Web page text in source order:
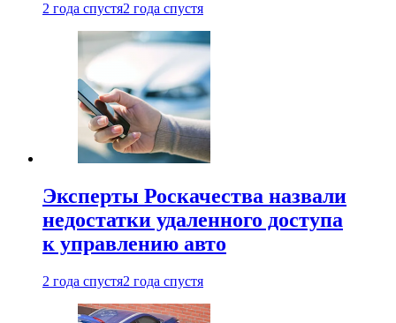
2 года спустя2 года спустя
Эксперты Роскачества назвали
недостатки удаленного доступа
к управлению авто
2 года спустя2 года спустя